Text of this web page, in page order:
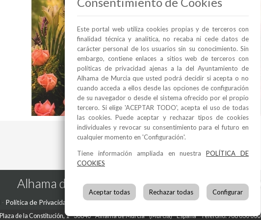
Alhama de Murcia en las Redes
- Política de Privacidad Política de Cookies
Plaza de la Constitución, 1 30840 Alhama de Murcia (Murcia) España Teléfono:968 630 000
Este portal web utiliza cookies propias y de terceros con
finalidad técnica y analítica, no recaba ni cede datos de
carácter personal de los usuarios sin su conocimiento. Sin
embargo, contiene enlaces a sitios web de terceros con
políticas de privacidad ajenas a la del Ayuntamiento de
Alhama de Murcia que usted podrá decidir si acepta o no
cuando acceda a ellos desde las opciones de configuración
de su navegador o desde el sistema ofrecido por el propio
tercero. Si elige 'ACEPTAR TODO', acepta el uso de todas
las cookies. Puede aceptar y rechazar tipos de cookies
individuales y revocar su consentimiento para el futuro en
cualquier momento en 'Configuración'.
Tiene información ampliada en nuestraPOLÍTICA DE
COOKIES
Aceptar todas Rechazar todas Configurar